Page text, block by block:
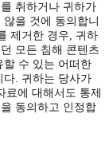
취하거나 귀하가
을 것에 동의합니
제거한 경우, 귀하
모든 침해 콘텐츠
할 수 있는 어떠한
다. 귀하는 당사가
에 대해서도 통제
동의하고 인정합